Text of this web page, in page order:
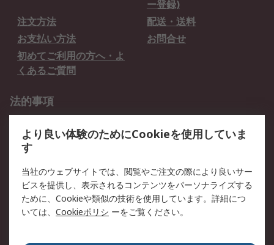
ー登録)
注文方法
配送・送料
お支払い方法
お問合せ
初めてご利用の方へ・よ
くあるご質問
法的事項
クッキーポリシー
RSについて
会社概要
採用情報
プレスリリース＆お知ら
コーポレートサイト
より良い体験のためにCookieを使用していま
す
当社のウェブサイトでは、閲覧やご注文の際により良いサー
ビスを提供し、表示されるコンテンツをパーソナライズする
ために、Cookieや類似の技術を使用しています。詳細につ
いては、 Cookieポリシ ーをご覧ください。